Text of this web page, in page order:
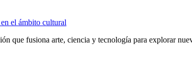
el ámbito cultural
que fusiona arte, ciencia y tecnología para explorar